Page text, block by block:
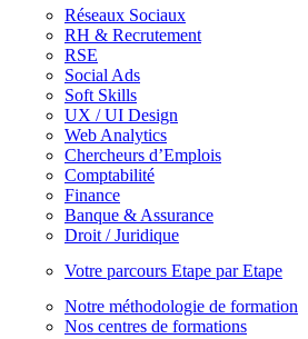
Réseaux Sociaux
RH & Recrutement
RSE
Social Ads
Soft Skills
UX / UI Design
Web Analytics
Chercheurs d’Emplois
Comptabilité
Finance
Banque & Assurance
Droit / Juridique
Votre parcours Etape par Etape
Notre méthodologie de formation
Nos centres de formations